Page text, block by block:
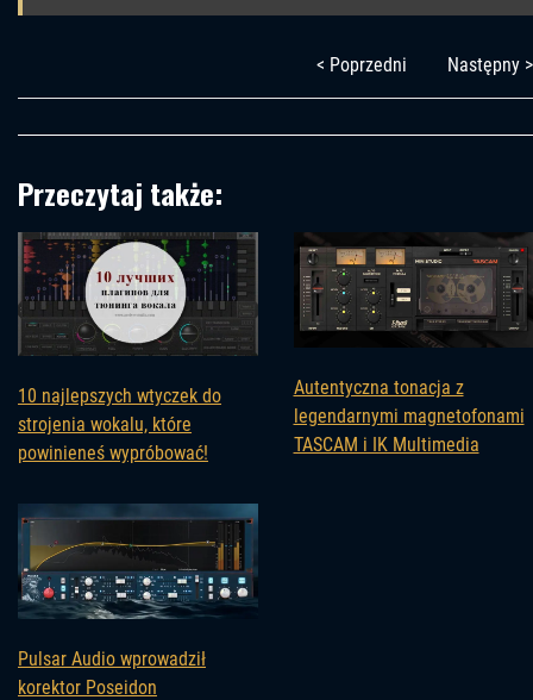
< Poprzedni Następny >
Przeczytaj także:
10 najlepszych wtyczek do
strojenia wokalu, które
powinieneś wypróbować!
Autentyczna tonacja z
legendarnymi magnetofonami
TASCAM i IK Multimedia
Pulsar Audio wprowadził
korektor Poseidon